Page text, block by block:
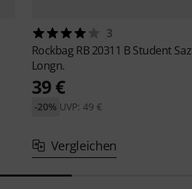
3
Rockbag RB 20311 B Student Saz
Longn.
39 €
UVP: 49 €
-20%
Vergleichen